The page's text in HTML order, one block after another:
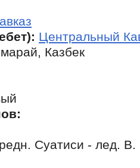
Центральный
Казбек
Суатиси - лед. В.